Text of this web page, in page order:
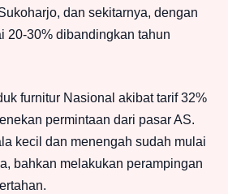
dan sekitarnya, dengan
20-30% dibandingkan tahun
furnitur Nasional akibat tarif 32%
permintaan dari pasar AS.
kecil dan menengah sudah mulai
bahkan melakukan perampingan